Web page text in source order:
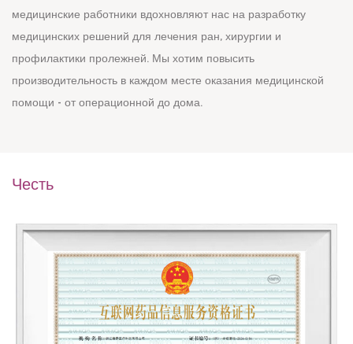
медицинские работники вдохновляют нас на разработку
медицинских решений для лечения ран, хирургии и
профилактики пролежней. Мы хотим повысить
производительность в каждом месте оказания медицинской
помощи - от операционной до дома.
Честь